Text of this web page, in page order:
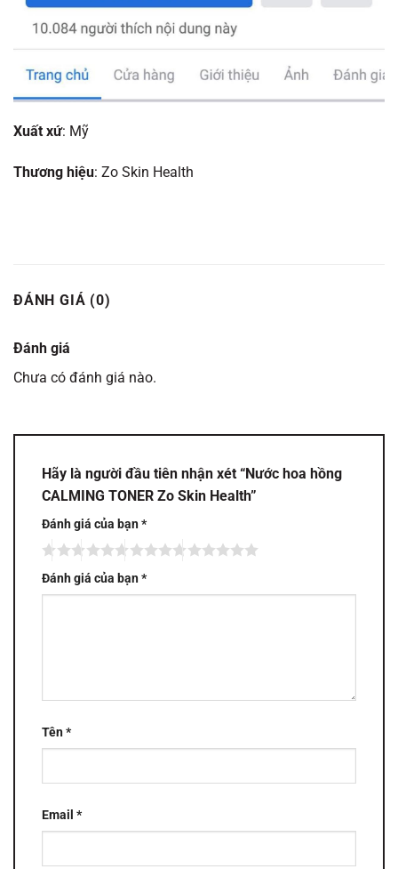
Xuất xứ: Mỹ
Thương hiệu: Zo Skin Health
ĐÁNH GIÁ (0)
Đánh giá
Chưa có đánh giá nào.
Hãy là người đầu tiên nhận xét “Nước hoa hồng
CALMING TONER Zo Skin Health”
Đánh giá của bạn*
Đánh giá của bạn*
Tên*
Email *